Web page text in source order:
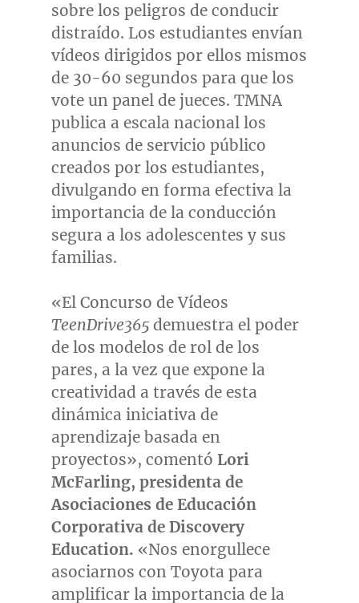
sobre los peligros de conducir
distraído. Los estudiantes envían
vídeos dirigidos por ellos mismos
de 30-60 segundos para que los
vote un panel de jueces. TMNA
publica a escala nacional los
anuncios de servicio público
creados por los estudiantes,
divulgando en forma efectiva la
importancia de la conducción
segura a los adolescentes y sus
familias.
«El Concurso de Vídeos
TeenDrive365demuestra el poder
de los modelos de rol de los
pares, a la vez que expone la
creatividad a través de esta
dinámica iniciativa de
aprendizaje basada en
proyectos», comentó Lori
McFarling, presidenta de
Asociaciones de Educación
Corporativa de Discovery
Education. «Nos enorgullece
asociarnos con Toyota para
amplificar la importancia de la